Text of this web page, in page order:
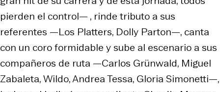
pierden el control— , rinde tributo a sus
referentes —Los Platters, Dolly Parton—, canta
con un coro formidable y sube al escenario a sus
compañeros de ruta —Carlos Grünwald, Miguel
Zabaleta, Wildo, Andrea Tessa, Gloria Simonetti—,